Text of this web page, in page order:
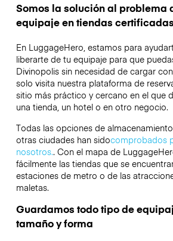
Somos la solución al problema
equipaje en tiendas certificadas
En LuggageHero, estamos para
liberarte de tu equipaje para que
Divinopolis sin necesidad de cargar
solo visita nuestra plataforma de
sitio más práctico y cercano en el que
una tienda, un hotel o en otro negocio.
Todas las opciones de
otras ciudades han sidocomprobados
nosotros.. Con el mapa de
fácilmente las tiendas que se
estaciones de metro o de las
maletas.
Guardamos todo tipo de
tamaño y forma